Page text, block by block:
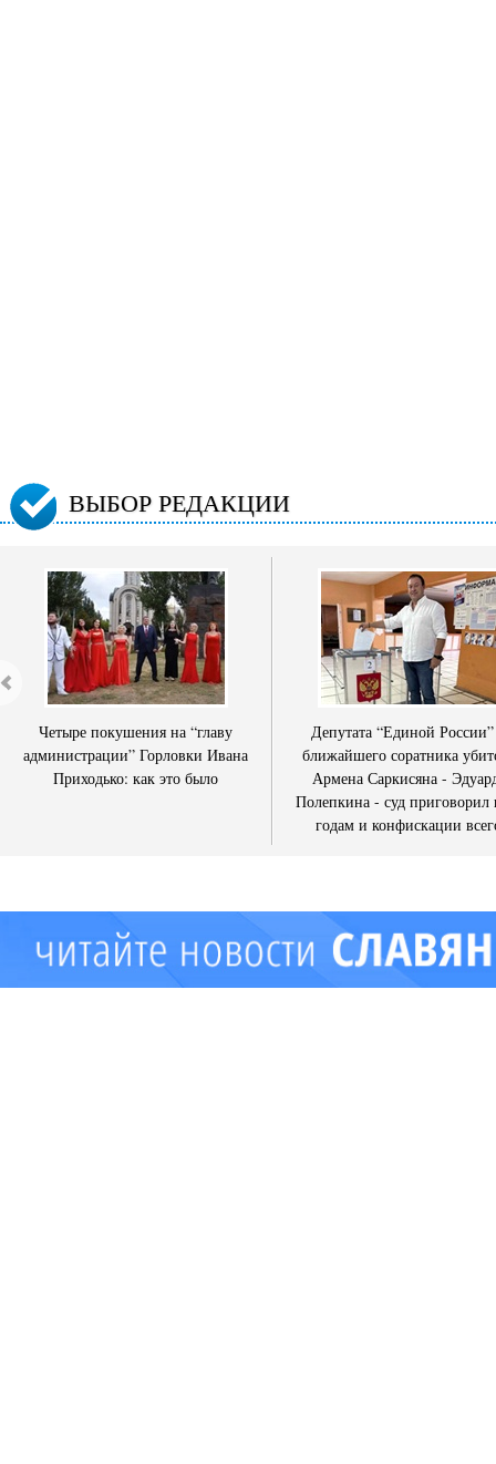
ВЫБОР РЕДАКЦИИ
Четыре покушения на “главу
администрации” Горловки Ивана
Приходько: как это было
Депутата “Единой
ближайшего соратника
Армена Саркисяна -
Полепкина - суд приговорил
годам и конфискации